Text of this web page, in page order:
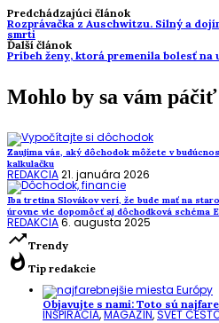
Predchádzajúci článok
Rozprávačka z Auschwitzu. Silný a
smrti
Ďalší článok
Príbeh ženy, ktorá premenila bolesť na
Mohlo by sa vám páčiť
Zaujíma vás, aký dôchodok môžete v
kalkulačku
REDAKCIA21. januára 2026
Iba tretina Slovákov verí, že bude mať na
úrovne vie dopomôcť aj dôchodková schéma
REDAKCIA6. augusta 2025
trending_upTrendy
whatshot Tip redakcie
Objavujte s nami: Toto sú
INŠPIRÁCIA,MAGAZÍN,SVET